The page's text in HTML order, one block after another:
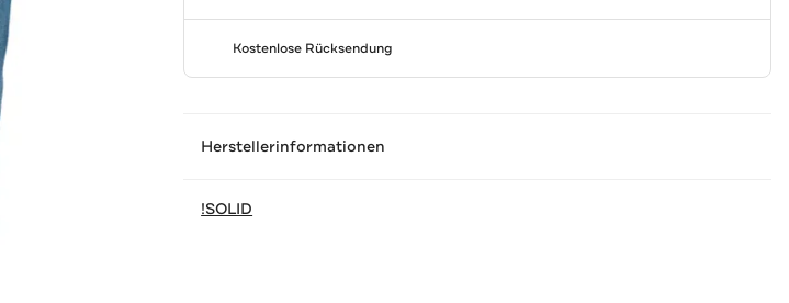
Kostenlose Rücksendung
Herstellerinformationen
!SOLID